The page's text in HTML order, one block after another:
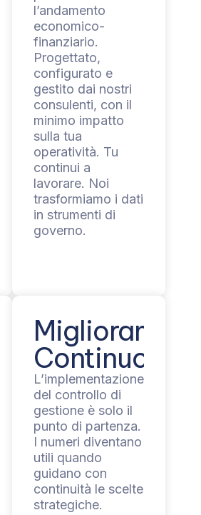
l’andamento
economico-
finanziario.
Progettato,
configurato e
gestito dai nostri
consulenti, con il
minimo impatto
sulla tua
operatività. Tu
continui a
lavorare. Noi
trasformiamo i dati
in strumenti di
governo.
Continuo
L’implementazione
del controllo di
gestione è solo il
punto di partenza.
I numeri diventano
utili quando
guidano con
continuità le scelte
strategiche.